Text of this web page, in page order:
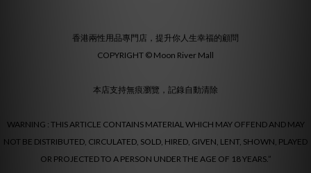
香港兩性用品專門店，提升你人生幸福的顧問
COPYRIGHT © Moon River Mall
本店支持無痕瀏覽，記錄自動清除
WARNING : THIS ARTICLE CONTAINS MATERIAL WHICH MAY OFFEND AND MAY
NOT BE DISTRIBUTED, CIRCULATED, SOLD, HIRED, GIVEN, LENT, SHOWN, PLAYED
OR PROJECTED TO A PERSON UNDER THE AGE OF 18 YEARS.”